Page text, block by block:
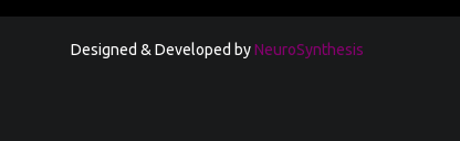
Designed & Developed byNeuroSynthesis